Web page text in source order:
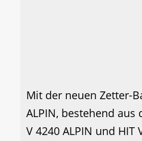
Mit der neuen Zetter-
ALPIN, bestehend aus
V 4240 ALPIN und HIT